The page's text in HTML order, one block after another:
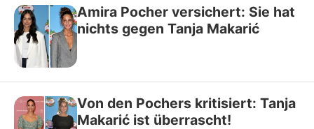
Amira Pocher versichert: Sie hat
nichts gegen Tanja Makarić
Von den Pochers kritisiert: Tanja
Makarić ist überrascht!